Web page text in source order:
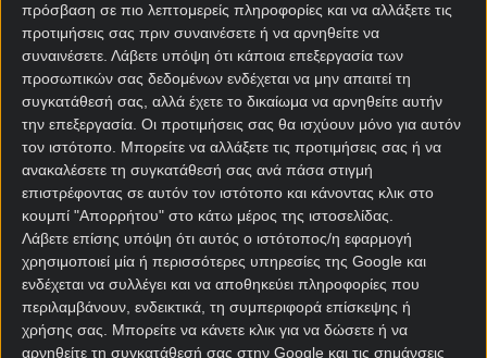
πρόσβαση σε πιο λεπτομερείς πληροφορίες και να αλλάξετε τις
προτιμήσεις σας πριν συναινέσετε ή να αρνηθείτε να
συναινέσετε. Λάβετε υπόψη ότι κάποια επεξεργασία των
προσωπικών σας δεδομένων ενδέχεται να μην απαιτεί τη
συγκατάθεσή σας, αλλά έχετε το δικαίωμα να αρνηθείτε αυτήν
την επεξεργασία. Οι προτιμήσεις σας θα ισχύουν μόνο για αυτόν
τον ιστότοπο. Μπορείτε να αλλάξετε τις προτιμήσεις σας ή να
ανακαλέσετε τη συγκατάθεσή σας ανά πάσα στιγμή
επιστρέφοντας σε αυτόν τον ιστότοπο και κάνοντας κλικ στο
κουμπί "Απορρήτου" στο κάτω μέρος της ιστοσελίδας.
Λάβετε επίσης υπόψη ότι αυτός ο ιστότοπος/η εφαρμογή
χρησιμοποιεί μία ή περισσότερες υπηρεσίες της Google και
ενδέχεται να συλλέγει και να αποθηκεύει πληροφορίες που
περιλαμβάνουν, ενδεικτικά, τη συμπεριφορά επίσκεψης ή
χρήσης σας. Μπορείτε να κάνετε κλικ για να δώσετε ή να
αρνηθείτε τη συγκατάθεσή σας στην Google και τις σημάνσεις
Αρχική Σελίδα
Χρήστος Σωτηρακόπουλος
Προγνωστικά
Βαθμολογίες - Στατιστικά
Κουπόνι
Πρόγραμμα TV
Προσφορές*